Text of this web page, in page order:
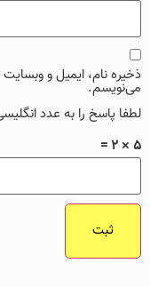
ذخیره نام، ایمیل و
می‌نویسم.
لطفا پاسخ را به عدد
5 × 2 =